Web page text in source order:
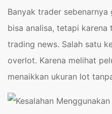
Banyak trader
bisa analisa, tetapi karena
trading news. Salah satu
overlot. Karena melihat
menaikkan ukuran lot